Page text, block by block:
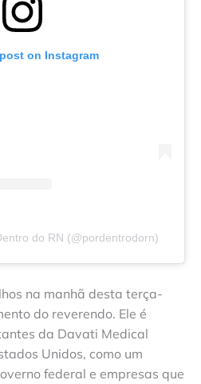
on Instagram
do RN (@pordentrodorn)
na manhã desta terça-
do reverendo. Ele é
da Davati Medical
Unidos, como um
federal e empresas que